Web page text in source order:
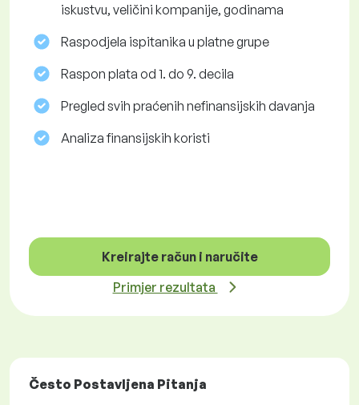
iskustvu, veličini kompanije, godinama
Raspodjela ispitanika u platne grupe
Raspon plata od 1. do 9. decila
Pregled svih praćenih nefinansijskih davanja
Analiza finansijskih koristi
Kreirajte račun i naručite
Primjer rezultata
Često Postavljena Pitanja